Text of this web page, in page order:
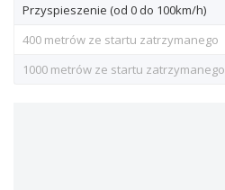
Przyspieszenie (od 0 do 100km/h)
400 metrów ze startu zatrzymanego
1000 metrów ze startu zatrzymanego